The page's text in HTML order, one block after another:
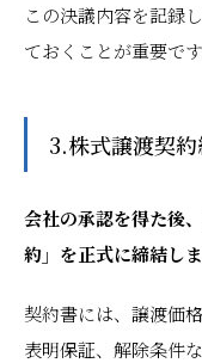
この決議内容を記録
ておくことが重要です
3.株式譲渡契
会社の承認を得た後
約」を正式に締結しま
契約書には、譲渡価
表明保証、解除条件